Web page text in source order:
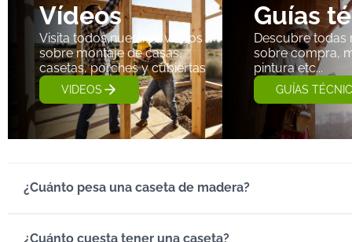
Vídeos
Visita todos nuestros videos
sobre montaje de casas,
casetas, porches y cubiertas
VIDEOS
Guías
Descubre todas
sobre compra,
pintura etc...
GUÍAS
¿Cuánto pesa una caseta de madera?
¿Cuánto cuesta tener una caseta?